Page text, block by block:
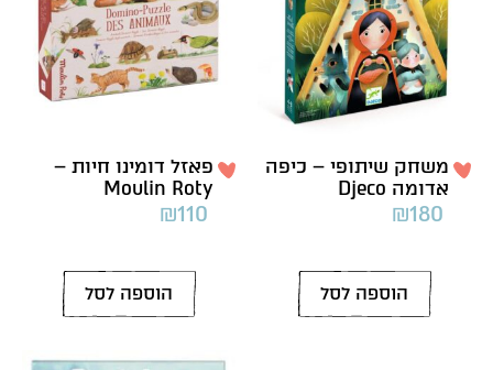
משחק שיתופי – כיפה
אדומה Djeco
₪180
הוספה לסל
פאזל דומינו חיות –
Moulin Roty
₪110
הוספה לסל